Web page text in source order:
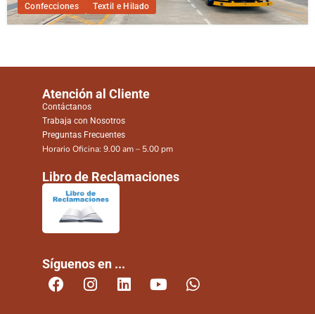
Confecciones Textil e Hilado
Atención al Cliente
Contáctanos
Trabaja con Nosotros
Preguntas Frecuentes
Horario Oficina: 9.00 am – 5.00 pm
Libro de Reclamaciones
Síguenos en ...